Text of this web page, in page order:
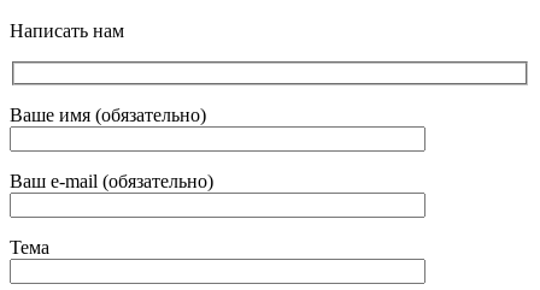
Написать нам
Ваше имя (обязательно)
Ваш e-mail (обязательно)
Тема